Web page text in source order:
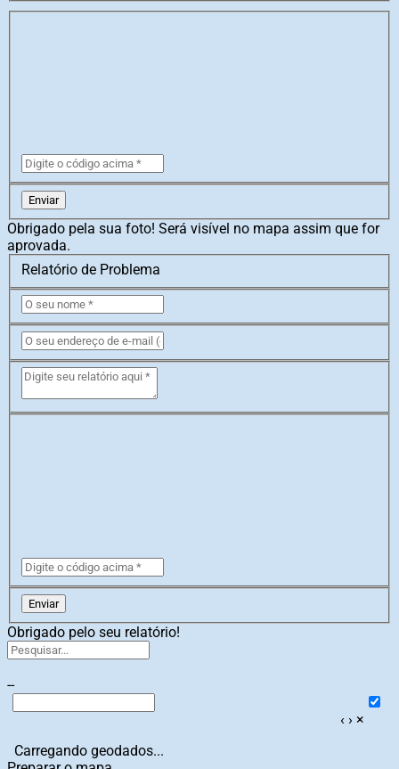
Enviar
Obrigado pela sua foto! Será visível no mapa assim que for
aprovada.
Relatório de Problema
Enviar
Obrigado pelo seu relatório!
--
‹ › ×
Carregando geodados...